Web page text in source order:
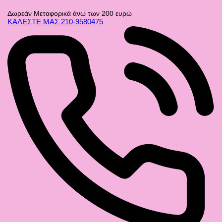
content
Δωρεάν Μεταφορικά άνω των 200 ευρώ
ΚΑΛΕΣΤΕ ΜΑΣ 210-9580475